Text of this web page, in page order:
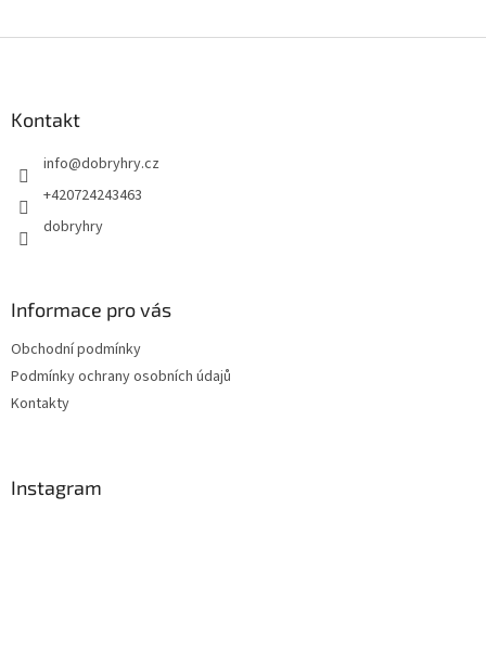
Kontakt
info@dobryhry.cz
+420724243463
dobryhry
Informace pro vás
Obchodní podmínky
Podmínky ochrany osobních údajů
Kontakty
Instagram